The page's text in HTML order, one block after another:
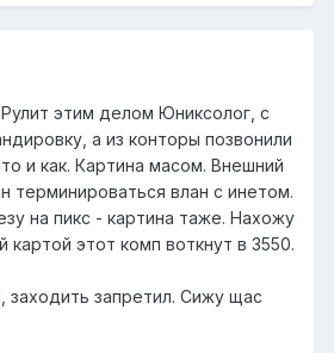
этим делом Юниксолог, с
а из конторы позвонили
и как. Картина масом. Внешний
терминироваться влан с инетом.
на пикс - картина таже. Нахожу
этот комп воткнут в 3550.
запретил. Сижу щас